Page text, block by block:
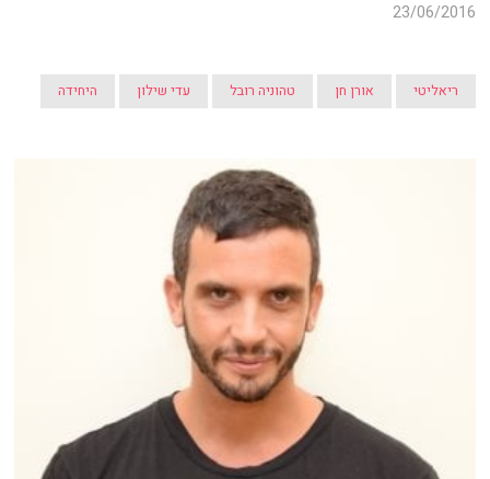
23/06/2016
ריאליטי אורן חן טהוניה רובל עדי שילון היחידה